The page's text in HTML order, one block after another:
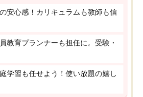
安心感！カリキュラムも教師も信
教育プランナーも担任に。受験・
学習も任せよう！使い放題の嬉し